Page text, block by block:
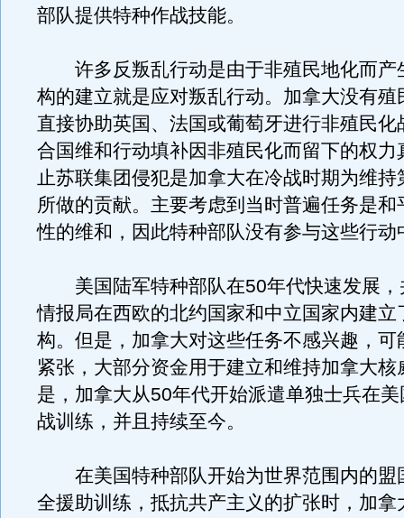
部队提供特种作战技能。
许多反叛乱行动是由于非殖民地化而产
构的建立就是应对叛乱行动。加拿大没有殖
直接协助英国、法国或葡萄牙进行非殖民化
合国维和行动填补因非殖民化而留下的权力
止苏联集团侵犯是加拿大在冷战时期为维持
所做的贡献。主要考虑到当时普遍任务是和
性的维和，因此特种部队没有参与这些行动
美国陆军特种部队在50年代快速发展，
情报局在西欧的北约国家和中立国家内建立
构。但是，加拿大对这些任务不感兴趣，可
紧张，大部分资金用于建立和维持加拿大核
是，加拿大从50年代开始派遣单独士兵在
战训练，并且持续至今。
在美国特种部队开始为世界范围内的盟
全援助训练，抵抗共产主义的扩张时，加拿